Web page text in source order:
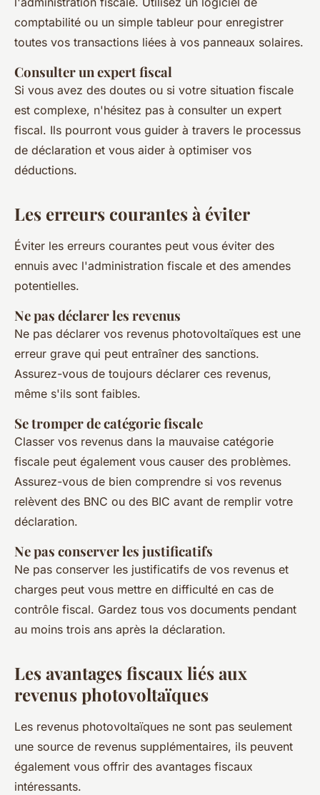
comptabilité ou un simple tableur pour enregistrer
toutes vos transactions liées à vos panneaux solaires.
Consulter un expert fiscal
Si vous avez des doutes ou si votre situation fiscale
est complexe, n'hésitez pas à consulter un expert
fiscal. Ils pourront vous guider à travers le processus
de déclaration et vous aider à optimiser vos
déductions.
Les erreurs courantes à éviter
Éviter les erreurs courantes peut vous éviter des
ennuis avec l'administration fiscale et des amendes
potentielles.
Ne pas déclarer les revenus
Ne pas déclarer vos revenus photovoltaïques est une
erreur grave qui peut entraîner des sanctions.
Assurez-vous de toujours déclarer ces revenus,
même s'ils sont faibles.
Se tromper de catégorie fiscale
Classer vos revenus dans la mauvaise catégorie
fiscale peut également vous causer des problèmes.
Assurez-vous de bien comprendre si vos revenus
relèvent des BNC ou des BIC avant de remplir votre
déclaration.
Ne pas conserver les justificatifs
Ne pas conserver les justificatifs de vos revenus et
charges peut vous mettre en difficulté en cas de
contrôle fiscal. Gardez tous vos documents pendant
au moins trois ans après la déclaration.
Les avantages fiscaux liés aux
revenus photovoltaïques
Les revenus photovoltaïques ne sont pas seulement
une source de revenus supplémentaires, ils peuvent
également vous offrir des avantages fiscaux
intéressants.